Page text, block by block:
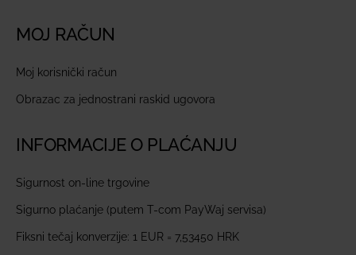
MOJ RAČUN
Moj korisnički račun
Obrazac za jednostrani raskid ugovora
INFORMACIJE O PLAĆANJU
Sigurnost on-line trgovine
Sigurno plaćanje (putem T-com PayWaj servisa)
Fiksni tečaj konverzije: 1 EUR = 7,53450 HRK